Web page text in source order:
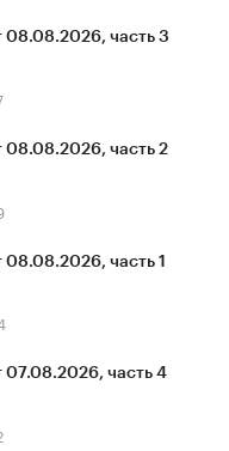
часть 3
часть 2
часть 1
часть 4